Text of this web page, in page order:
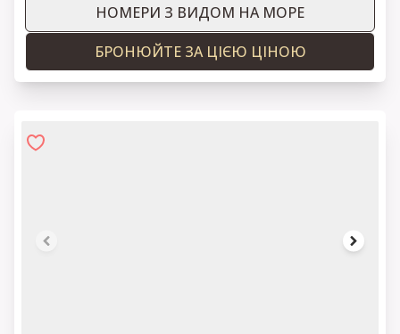
НОМЕРИ З ВИДОМ НА МОРЕ
БРОНЮЙТЕ ЗА ЦІЄЮ ЦІНОЮ